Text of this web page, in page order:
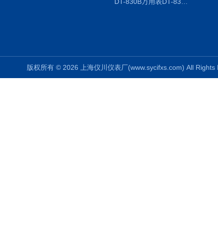
版权所有 © 2026 上海仪川仪表厂(www.sycifxs.com) All